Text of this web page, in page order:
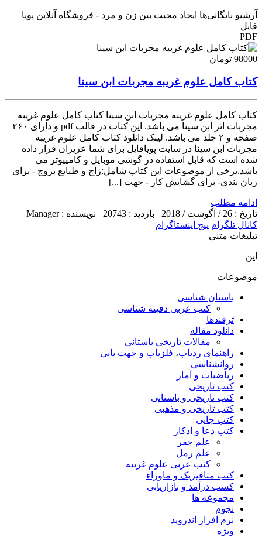
آرشیو بایگانی‌ها ایجاد محبت بین زن و مرد - فروشگاه آنلاین پویا
فایل
PDF
98000 تومان
کتاب کامل علوم غریبه مجربات ابن سینا
کتاب کامل علوم غریبه مجربات ابن سینا کتاب کامل علوم غریبه
مجربات اثر ابن سینا می باشد. این کتاب در قالب pdf و دارای ۲۶۰
صفحه و ۲ جلد می باشد. لینک دانلود کتاب کامل علوم غریبه
مجربات ابن سینا در سایت پویافایل برای شما عزیزان قرار داده
شده است که قابل استفاده در گوشی موبایل و کامپیوتر می
باشد.برخی از موضوعات این کتاب شامل:زاج و طبایع بروج - برای
زبان بندی- برای گشایش کار - جهت [...]
ادامه مطلب
تاریخ : 26 / آگوست / 2018
بازدید : 20743
نویسنده : Manager
کانال تلگرام پیج اینستاگرام
تبلیغات متنی
این
موضوعات
باستان شناسی
کتب عربی دفینه شناسی
ترفندها
دانلود مقاله
مقالات تاریخی باستانی
راهنمای ردیاب، فلزیاب و جهت یابی
روانشناسی
ریاضیات و آمار
کتب تاریخی
کتب تاریخی و باستانی
کتب تاریخی و مذهبی
کتب چاپی
کتب دعا و اذکار
علم جفر
علم رمل
کتب عربی علوم غریبه
کتب متافیزیک و ماوراء
کسب درآمد و بازاریابی
مجموعه ها
نجوم
نرم افزار اندروید
ویژه